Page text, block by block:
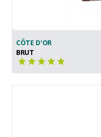
CÔTE D'OR
BRUT